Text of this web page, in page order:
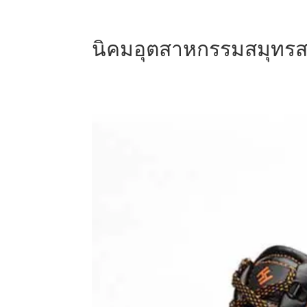
นิคมอุตสาหกรรมสมุทร